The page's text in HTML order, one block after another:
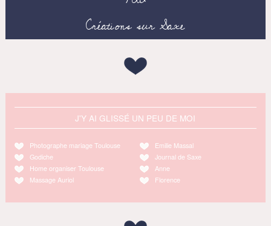
Créations sur Saxe
J'Y AI GLISSÉ UN PEU DE MOI
Photographe mariage Toulouse
Godiche
Home organiser Toulouse
Massage Auriol
Emilie Massal
Journal de Saxe
Anne
Florence